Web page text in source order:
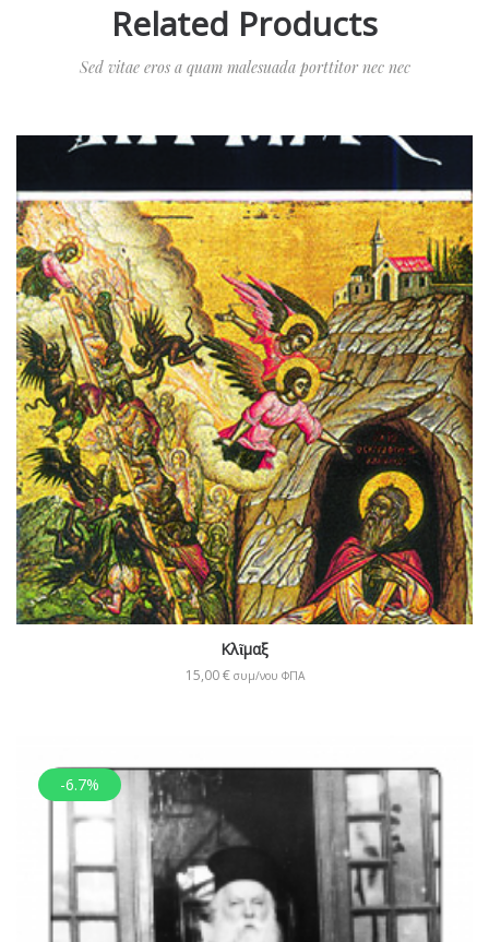
Related Products
Sed vitae eros a quam malesuada porttitor nec nec
Κλῖμαξ
15,00€ συμ/νου ΦΠΑ
-6.7%